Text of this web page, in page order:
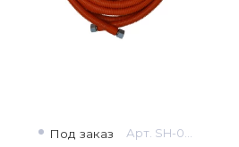
Под заказ